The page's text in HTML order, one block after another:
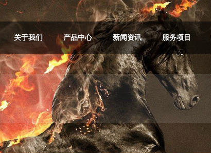
关于我们 产品中心 新闻资讯 服务项目